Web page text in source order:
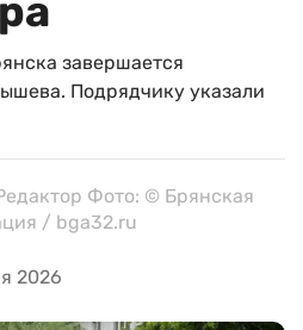
завершается
Подрядчику указали
Фото: © Брянская
/ bga32.ru
2026